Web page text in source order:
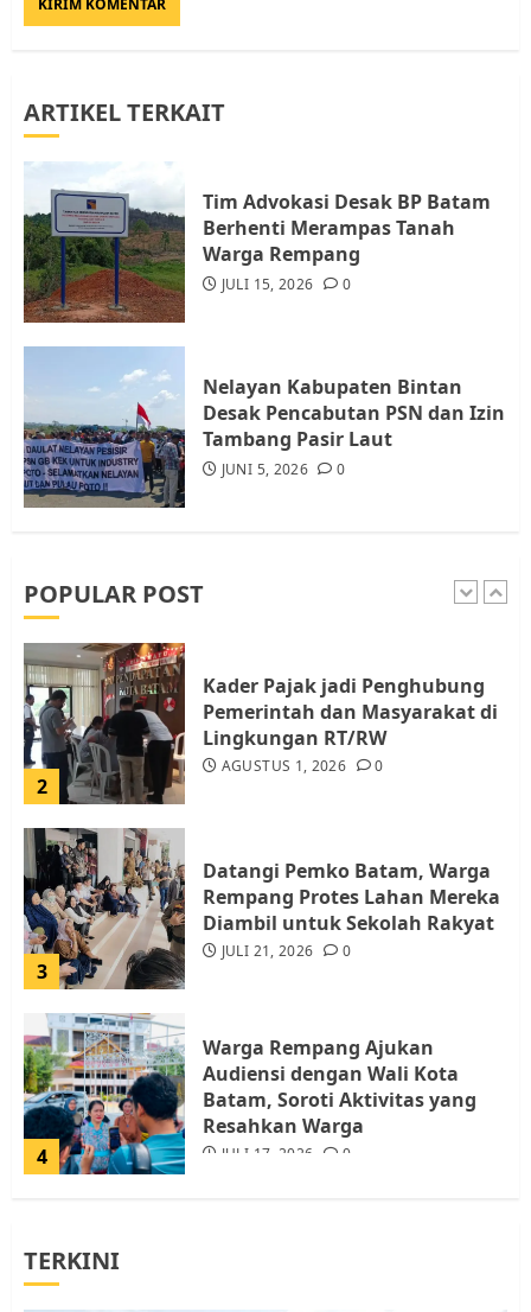
ARTIKEL TERKAIT
Tim Advokasi Desak BP Batam
Berhenti Merampas Tanah
Warga Rempang
JULI 15, 2026 0
Nelayan Kabupaten Bintan
Desak Pencabutan PSN dan Izin
Tambang Pasir Laut
JUNI 5, 2026 0
POPULAR POST
4
Warga Rempang Ajukan
Resahkan Warga
JULI 17, 2026 0
5
JULI 15, 2026 0
1
2
Kader Pajak jadi Penghubung
Pemerintah dan Masyarakat di
Lingkungan RT/RW
AGUSTUS 1, 2026 0
3
Datangi Pemko Batam, Warga
Rempang Protes Lahan Mereka
Diambil untuk Sekolah Rakyat
JULI 21, 2026 0
4
Warga Rempang Ajukan
Audiensi dengan Wali Kota
Batam, Soroti Aktivitas yang
Resahkan Warga
JULI 17, 2026 0
TERKINI